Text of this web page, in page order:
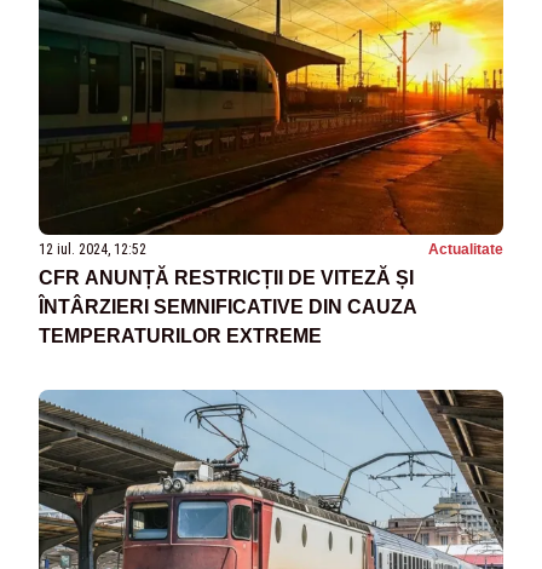
12 iul. 2024, 12:52 Actualitate
CFR ANUNȚĂ RESTRICȚII DE VITEZĂ ȘI
ÎNTÂRZIERI SEMNIFICATIVE DIN CAUZA
TEMPERATURILOR EXTREME